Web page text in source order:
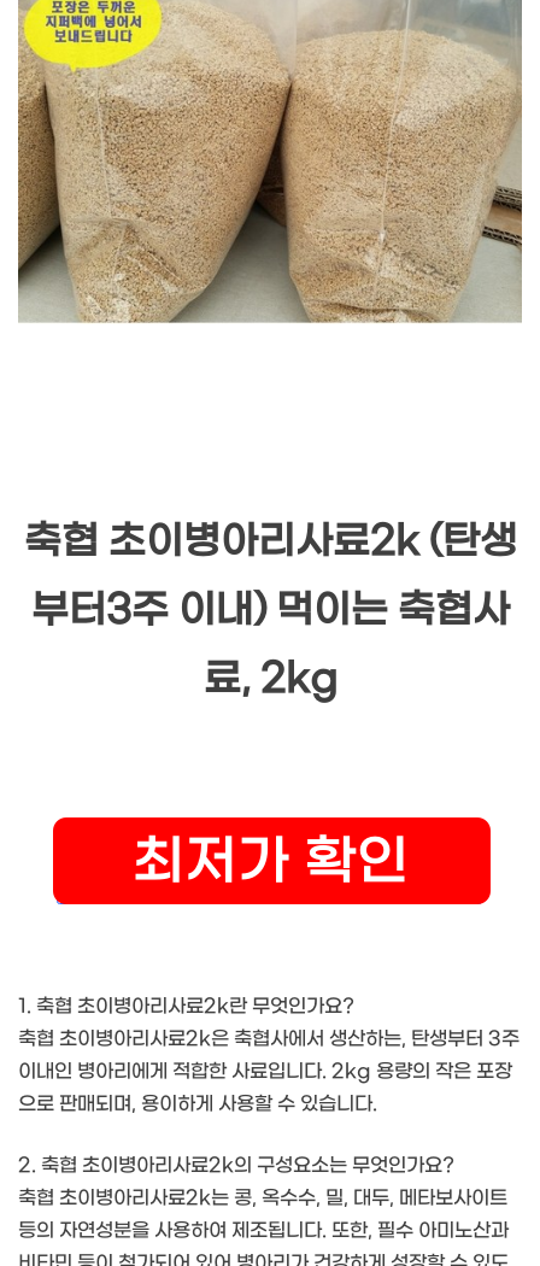
축협 초이병아리사료2k (탄생
부터3주 이내) 먹이는 축협사
료, 2kg
1. 축협 초이병아리사료2k란 무엇인가요?
축협 초이병아리사료2k은 축협사에서 생산하는, 탄생부터 3주
이내인 병아리에게 적합한 사료입니다. 2kg 용량의 작은 포장
으로 판매되며, 용이하게 사용할 수 있습니다.
2. 축협 초이병아리사료2k의 구성요소는 무엇인가요?
축협 초이병아리사료2k는 콩, 옥수수, 밀, 대두, 메타보사이트
등의 자연성분을 사용하여 제조됩니다. 또한, 필수 아미노산과